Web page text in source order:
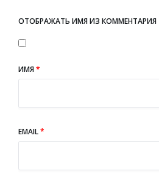
ОТОБРАЖАТЬ ИМЯ ИЗ КОММЕНТАРИЯ
ИМЯ*
EMAIL*